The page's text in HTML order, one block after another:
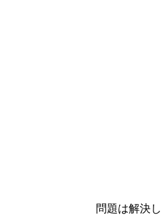
問題は解決